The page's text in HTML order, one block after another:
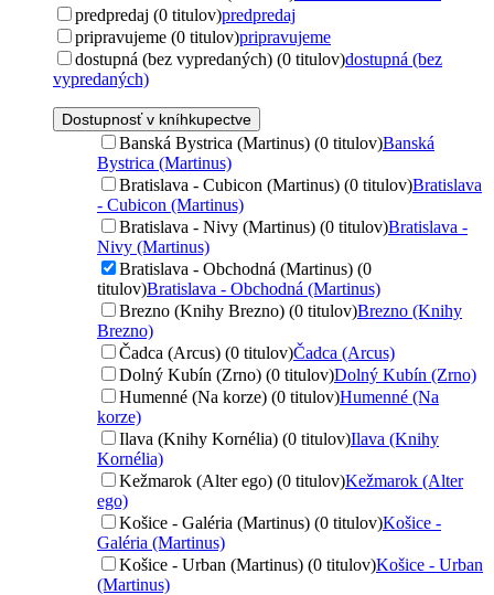
predpredaj (0 titulov)predpredaj
pripravujeme (0 titulov)pripravujeme
dostupná (bez vypredaných) (0 titulov)dostupná (bez
vypredaných)
Dostupnosť v kníhkupectve
Banská Bystrica (Martinus) (0 titulov)Banská
Bystrica (Martinus)
Bratislava - Cubicon (Martinus) (0 titulov)Bratislava
- Cubicon (Martinus)
Bratislava - Nivy (Martinus) (0 titulov)Bratislava -
Nivy (Martinus)
Bratislava - Obchodná (Martinus) (0
titulov)Bratislava - Obchodná (Martinus)
Brezno (Knihy Brezno) (0 titulov)Brezno (Knihy
Brezno)
Čadca (Arcus) (0 titulov)Čadca (Arcus)
Dolný Kubín (Zrno) (0 titulov)Dolný Kubín (Zrno)
Humenné (Na korze) (0 titulov)Humenné (Na
korze)
Ilava (Knihy Kornélia) (0 titulov)Ilava (Knihy
Kornélia)
Kežmarok (Alter ego) (0 titulov)Kežmarok (Alter
ego)
Košice - Galéria (Martinus) (0 titulov)Košice -
Galéria (Martinus)
Košice - Urban (Martinus) (0 titulov)Košice - Urban
(Martinus)